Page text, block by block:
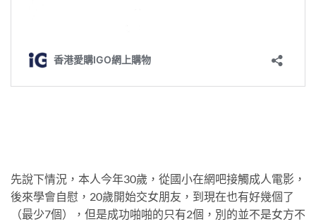
先說下情況，本人今年30歲，從國小在網吧接觸成人電影，
後來學會自慰，20歲開始交女朋友，到現在也有好幾個了
（最少7個），但是成功啪啪的只有2個，別的並不是女方不